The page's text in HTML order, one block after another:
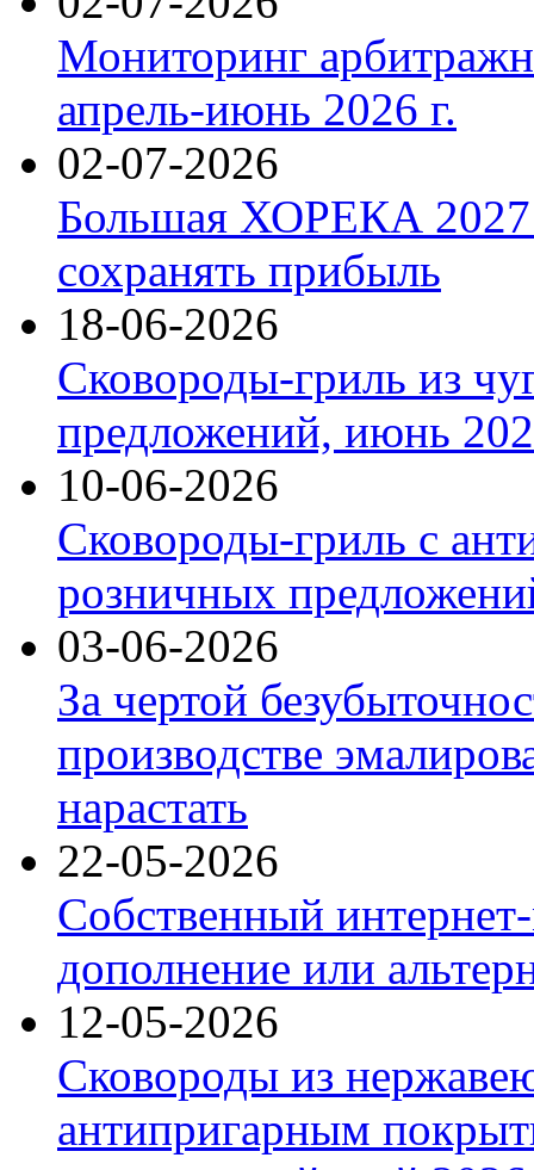
Мониторинг
апрель-июнь 2026 г.
02-07-2026
Большая ХОРЕКА 2027:
сохранять прибыль
18-06-2026
Сковороды-гриль из
предложений, июнь
10-06-2026
Сковороды-гриль с
розничных
03-06-2026
За чертой
производстве
нарастать
22-05-2026
Собственный
дополнение или
12-05-2026
Сковороды из
антипригарным